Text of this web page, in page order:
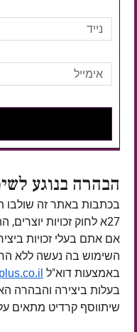
הבהרה בנוגע
בכתבות באתר זה שולבו
27א לחוק זכויות יוצרים, התשס"ח–2007.
אם אתם בעלי זכויות
השימוש בה נעשה ללא
באמצעות דוא"ל
בעלות ביצירה והבהרה
שיתווסף קרדיט מתאים